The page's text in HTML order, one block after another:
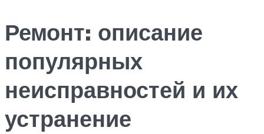
Ремонт: описание
популярных
неисправностей и их
устранение